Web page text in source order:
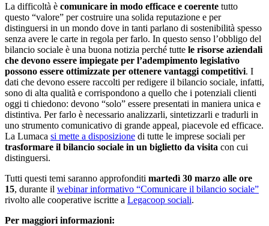
La difficoltà è comunicare in modo efficace e coerente tutto
questo “valore” per costruire una solida reputazione e per
distinguersi in un mondo dove in tanti parlano di sostenibilità spesso
senza avere le carte in regola per farlo. In questo senso l’obbligo del
bilancio sociale è una buona notizia perché tutte le risorse aziendali
che devono essere impiegate per l’adempimento legislativo
possono essere ottimizzate per ottenere vantaggi competitivi. I
dati che devono essere raccolti per redigere il bilancio sociale, infatti,
sono di alta qualità e corrispondono a quello che i potenziali clienti
oggi ti chiedono: devono “solo” essere presentati in maniera unica e
distintiva. Per farlo è necessario analizzarli, sintetizzarli e tradurli in
uno strumento comunicativo di grande appeal, piacevole ed efficace.
La Lumaca si mette a disposizione di tutte le imprese sociali per
trasformare il bilancio sociale in un biglietto da visita con cui
distinguersi.
Tutti questi temi saranno approfonditi martedì 30 marzo alle ore
15, durante il webinar informativo “Comunicare il bilancio sociale”
rivolto alle cooperative iscritte a Legacoop sociali.
Per maggiori informazioni: